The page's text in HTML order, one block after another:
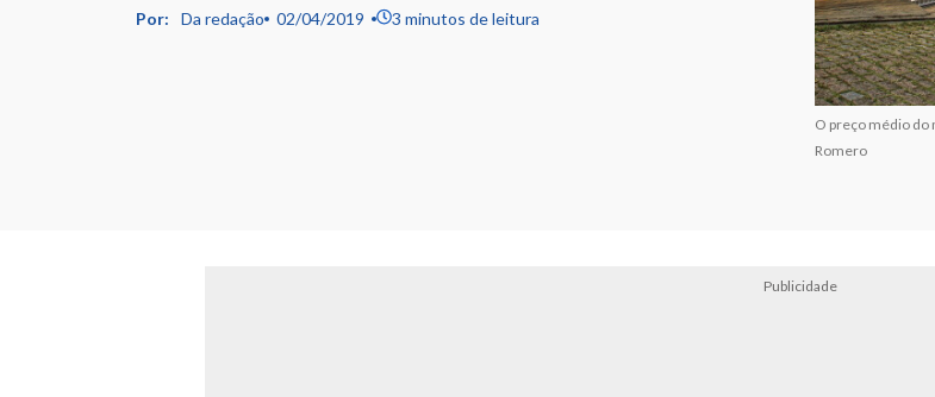
Por: Da redação 02/04/2019 3 minutos de leitura
O preço médio do
Romero
Publicidade